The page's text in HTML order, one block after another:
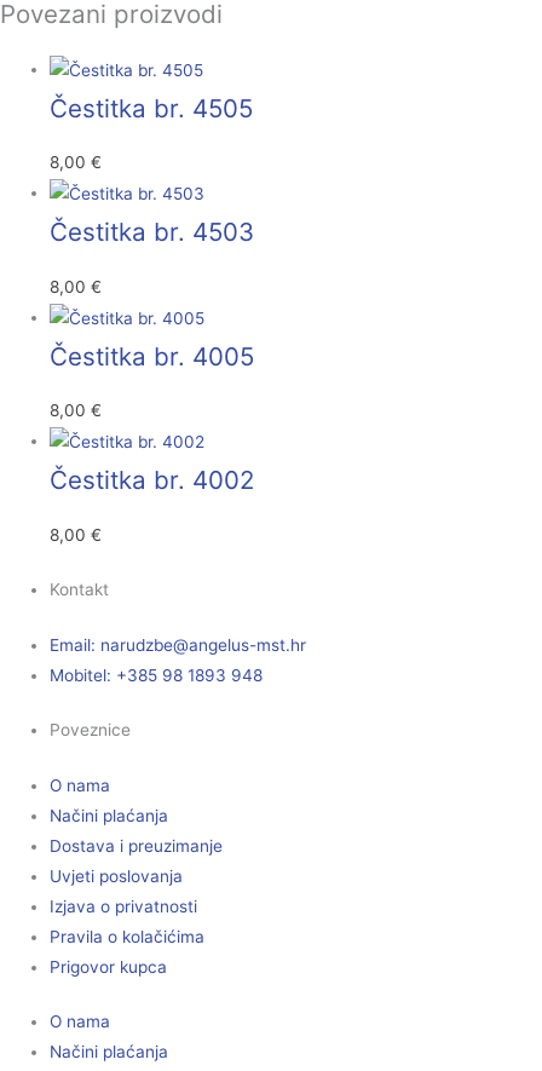
Povezani proizvodi
Čestitka br. 4505
8,00€
Čestitka br. 4503
8,00€
Čestitka br. 4005
8,00€
Čestitka br. 4002
8,00€
Kontakt
Email: rh.tsm-sulegna
@ebzduran
Mobitel: +385 98 1893 948
Poveznice
O nama
Načini plaćanja
Dostava i preuzimanje
Uvjeti poslovanja
Izjava o privatnosti
Pravila o kolačićima
Prigovor kupca
O nama
Načini plaćanja